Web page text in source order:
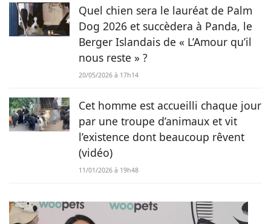
Quel chien sera le lauréat de Palm
Dog 2026 et succèdera à Panda, le
Berger Islandais de « L’Amour qu’il
nous reste » ?
20/05/2026 à 17h14
Cet homme est accueilli chaque jour
par une troupe d’animaux et vit
l’existence dont beaucoup rêvent
(vidéo)
11/01/2026 à 19h48